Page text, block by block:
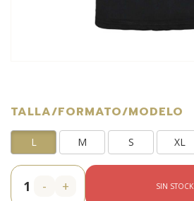
TALLA/FORMATO/MODELO
L M S XL
- + SIN STOCK